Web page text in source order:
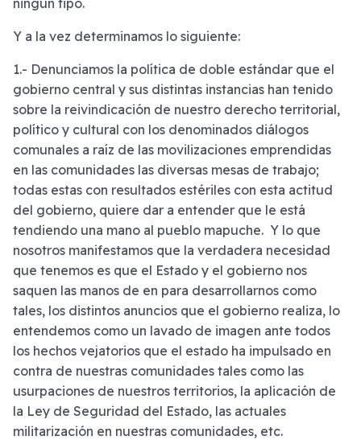
Y a la vez determinamos lo siguiente:
1.- Denunciamos la política de doble estándar que el
gobierno central y sus distintas instancias han tenido
sobre la reivindicación de nuestro derecho territorial,
político y cultural con los denominados diálogos
comunales a raíz de las movilizaciones emprendidas
en las comunidades las diversas mesas de trabajo;
todas estas con resultados estériles con esta actitud
del gobierno, quiere dar a entender que le está
tendiendo una mano al pueblo mapuche. Y lo que
nosotros manifestamos que la verdadera necesidad
que tenemos es que el Estado y el gobierno nos
saquen las manos de en para desarrollarnos como
tales, los distintos anuncios que el gobierno realiza, lo
entendemos como un lavado de imagen ante todos
los hechos vejatorios que el estado ha impulsado en
contra de nuestras comunidades tales como las
usurpaciones de nuestros territorios, la aplicación de
la Ley de Seguridad del Estado, las actuales
militarización en nuestras comunidades, etc.